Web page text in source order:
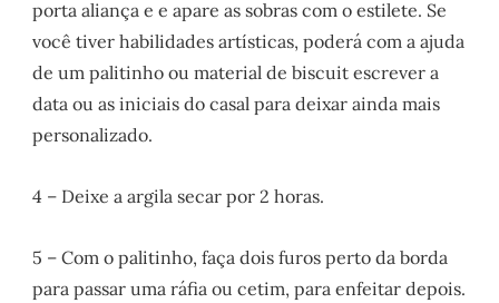
porta aliança e e apare as sobras com o estilete. Se
você tiver habilidades artísticas, poderá com a ajuda
de um palitinho ou material de biscuit escrever a
data ou as iniciais do casal para deixar ainda mais
personalizado.
4 – Deixe a argila secar por 2 horas.
5 – Com o palitinho, faça dois furos perto da borda
para passar uma ráfia ou cetim, para enfeitar depois.